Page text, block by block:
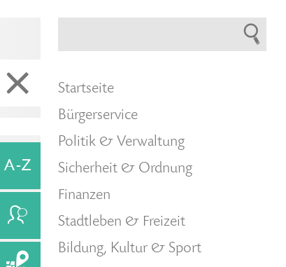
Startseite
Bürgerservice
Politik & Verwaltung
Sicherheit & Ordnung
Finanzen
Stadtleben & Freizeit
Bildung, Kultur & Sport